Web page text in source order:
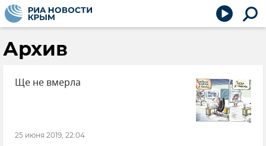
Архив
Ще не вмерла
25 июня 2019, 22:04